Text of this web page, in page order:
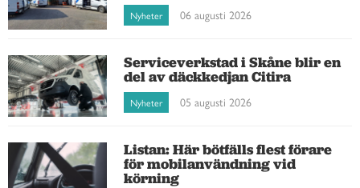
Nyheter 06 augusti 2026
Serviceverkstad i Skåne blir en
del av däckkedjan Citira
Nyheter 05 augusti 2026
Listan: Här bötfälls flest förare
för mobilanvändning vid
körning